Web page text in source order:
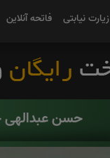
زیارت نیابتی فاتحه آنلاین
حسن عبدالهی